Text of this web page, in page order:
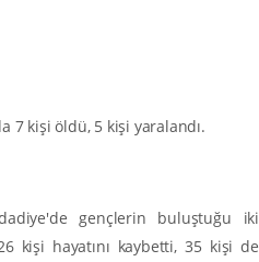
7 kişi öldü, 5 kişi yaralandı.
gençlerin buluştuğu iki
kişi hayatını kaybetti, 35 kişi de